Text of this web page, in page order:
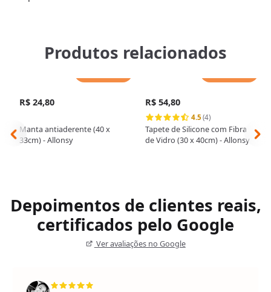
Produtos relacionados
R$ 24,80
Manta antiaderente (40 x
33cm) - Allonsy
R$ 54,80
4.5 (4)
Tapete de Silicone com Fibra
de Vidro (30 x 40cm) - Allonsy
Depoimentos de clientes reais,
certificados pelo Google
Ver avaliações no Google